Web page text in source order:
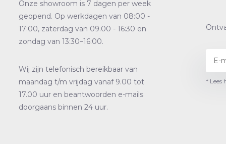
Onze showroom is 7 dagen per week
geopend. Op werkdagen van 08:00 -
17:00, zaterdag van 09.00 - 16:30 en
zondag van 13:30–16:00.
Wij zijn telefonisch bereikbaar van
maandag t/m vrijdag vanaf 9.00 tot
17.00 uur en beantwoorden e-mails
doorgaans binnen 24 uur.
* Lees